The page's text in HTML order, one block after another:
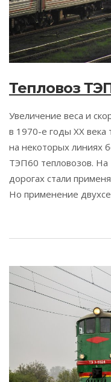
Тепловоз
Увеличение веса и
в 1970-е годы XX
на некоторых линиях
ТЭП60 тепловозов.
дорогах стали
Но применение